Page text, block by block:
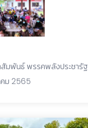
สัมพันธ์ พรรคพลังประชารัฐ
ม 2565